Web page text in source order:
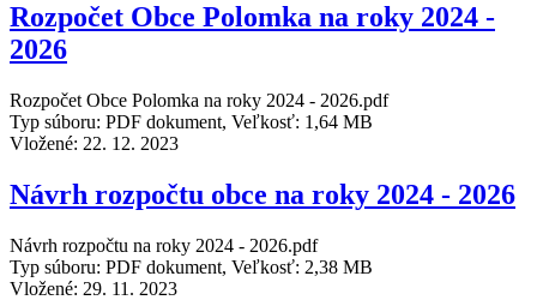
Rozpočet Obce Polomka na roky 2024 -
2026
Rozpočet Obce Polomka na roky 2024 - 2026.pdf
Typ súboru: PDF dokument, Veľkosť: 1,64 MB
Vložené: 22. 12. 2023
Návrh rozpočtu obce na roky 2024 - 2026
Návrh rozpočtu na roky 2024 - 2026.pdf
Typ súboru: PDF dokument, Veľkosť: 2,38 MB
Vložené: 29. 11. 2023